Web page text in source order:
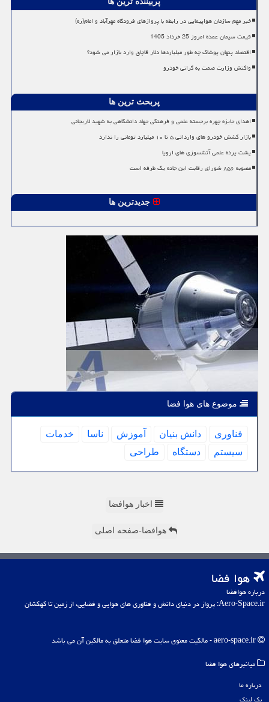
خبر مهم سازمان هواپیمایی در رابطه با پروازهای فرودگاه مهرآباد و امام(ره)
قیمت سیمان عمده امروز 25 خرداد 1405
اقتصاد پنهان پوشاک چه طور میلیاردها دلار قاچاق وارد بازار می شود؟
واکنش وزارت صمت به گرانی خودرو
پربحث ترین ها
اهدای جایزه چهره برجسته علمی و فرهنگی جهاد دانشگاهی به شهید لاریجانی
بازار کشش خودرو های وارداتی ۵ تا ۱۰ میلیارد تومانی را ندارد
پشت پرده علمی آتشسوزی های اروپا
مصوبه ۸۵۶ شورای رقابت این جاده یک طرفه است
جدیدترین ها
موضوع های هوا فضا
فناوری دانش بنیان آموزش ناسا
خدمات
سیستم
دستگاه طراحی
اخبار هوافضا
هوافضا-صفحه اصلی
هوا فضا
درباره هوافضا
Aero-Space.ir: پرواز در دنیای دانش و فناوری های هوایی و فضایی، از زمین تا کهکشان
میانبرهای هوا فضا
درباره ما
بک لینک